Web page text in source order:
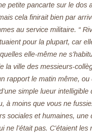
petite pancarte sur le
cela finirait bien par
au service militaire. “
pour la plupart, car
elle-même ne
la ville des messieurs-
rapport le matin même,
simple lueur
à moins que vous ne
sociales et humaines,
l’était pas. C’étaient